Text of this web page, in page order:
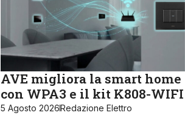
AVE migliora la smart home
con WPA3 e il kit K808-WIFI
5 Agosto 2026Redazione Elettro